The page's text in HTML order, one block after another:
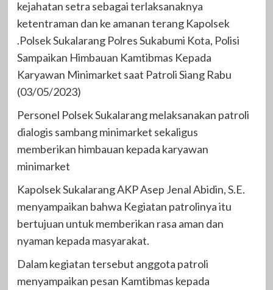
kejahatan setra sebagai terlaksanaknya
ketentraman dan ke amanan terang Kapolsek
.Polsek Sukalarang Polres Sukabumi Kota, Polisi
Sampaikan Himbauan Kamtibmas Kepada
Karyawan Minimarket saat Patroli Siang Rabu
(03/05/2023)
Personel Polsek Sukalarang melaksanakan patroli
dialogis sambang minimarket sekaligus
memberikan himbauan kepada karyawan
minimarket
Kapolsek Sukalarang AKP Asep Jenal Abidin, S.E.
menyampaikan bahwa Kegiatan patrolinya itu
bertujuan untuk memberikan rasa aman dan
nyaman kepada masyarakat.
Dalam kegiatan tersebut anggota patroli
menyampaikan pesan Kamtibmas kepada